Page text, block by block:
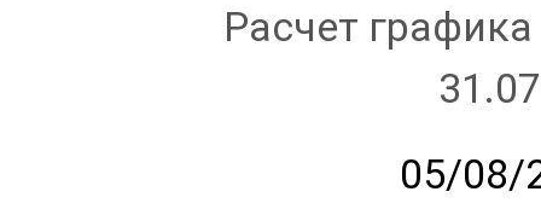
Расчет
05/08/